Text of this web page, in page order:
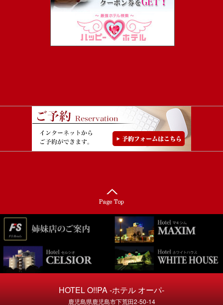
HOTEL O!!PA -ホテル オーパ-
鹿児島県鹿児島市下荒田2-50-14